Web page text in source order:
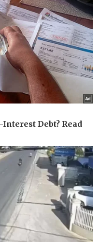
Quân sự - Quốc phòng
Vũ khí
Việt Nam
Phân tích